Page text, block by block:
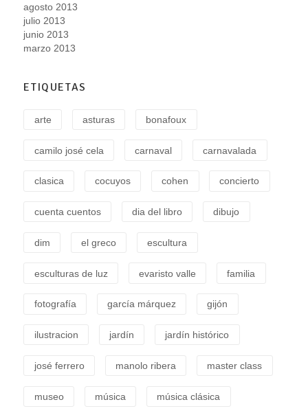
agosto 2013
julio 2013
junio 2013
marzo 2013
ETIQUETAS
arte asturas bonafoux
camilo josé cela carnaval carnavalada
clasica cocuyos cohen concierto
cuenta cuentos dia del libro dibujo
dim el greco escultura
esculturas de luz evaristo valle familia
fotografía garcía márquez gijón
ilustracion jardín jardín histórico
josé ferrero manolo ribera master class
museo música música clásica